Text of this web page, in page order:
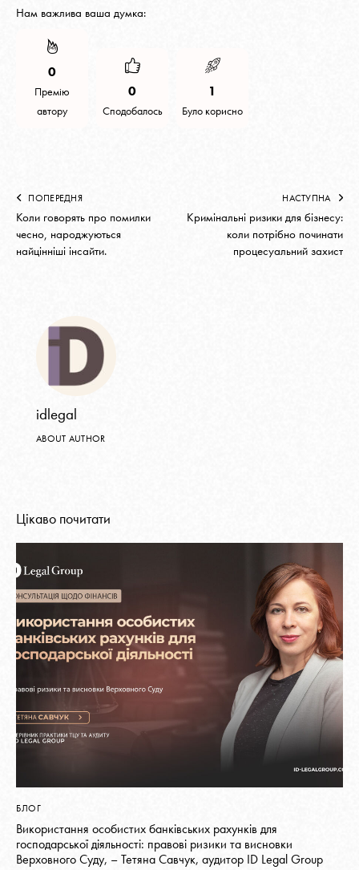
Нам важлива ваша думка:
0
Премію
автору
0
Сподобалось
1
Було корисно
ПОПЕРЕДНЯ
Коли говорять про помилки
чесно, народжуються
найцінніші інсайти.
НАСТУПНА
Кримінальні ризики для бізнесу:
коли потрібно починати
процесуальний захист
idlegal
ABOUT AUTHOR
Цікаво почитати
БЛОГ
Використання особистих банківських рахунків для
господарської діяльності: правові ризики та висновки
Верховного Суду, – Тетяна Савчук, аудитор ID Legal Group